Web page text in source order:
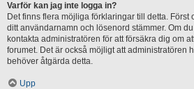
Varför kan jag inte logga in?
Det finns flera möjliga förklaringar till detta. Först
ditt användarnamn och lösenord stämmer. Om
kontakta administratören för att försäkra dig om
forumet. Det är också möjligt att administratören
behöver åtgärda detta.
Upp